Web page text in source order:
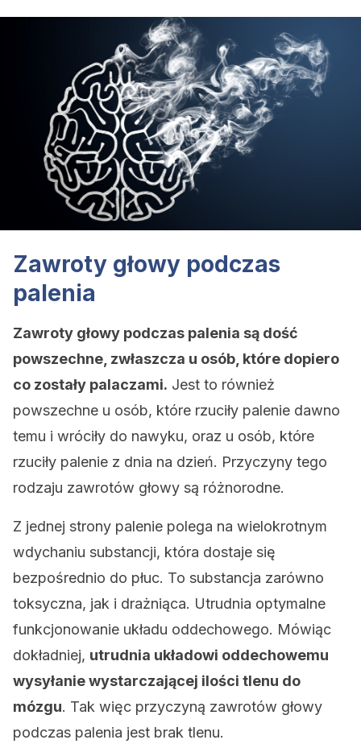
Zawroty głowy podczas
palenia
Zawroty głowy podczas palenia są dość
powszechne, zwłaszcza u osób, które dopiero
co zostały palaczami. Jest to również
powszechne u osób, które rzuciły palenie dawno
temu i wróciły do nawyku, oraz u osób, które
rzuciły palenie z dnia na dzień. Przyczyny tego
rodzaju zawrotów głowy są różnorodne.
Z jednej strony palenie polega na wielokrotnym
wdychaniu substancji, która dostaje się
bezpośrednio do płuc. To substancja zarówno
toksyczna, jak i drażniąca. Utrudnia optymalne
funkcjonowanie układu oddechowego. Mówiąc
dokładniej, utrudnia układowi oddechowemu
wysyłanie wystarczającej ilości tlenu do
mózgu. Tak więc przyczyną zawrotów głowy
podczas palenia jest brak tlenu.